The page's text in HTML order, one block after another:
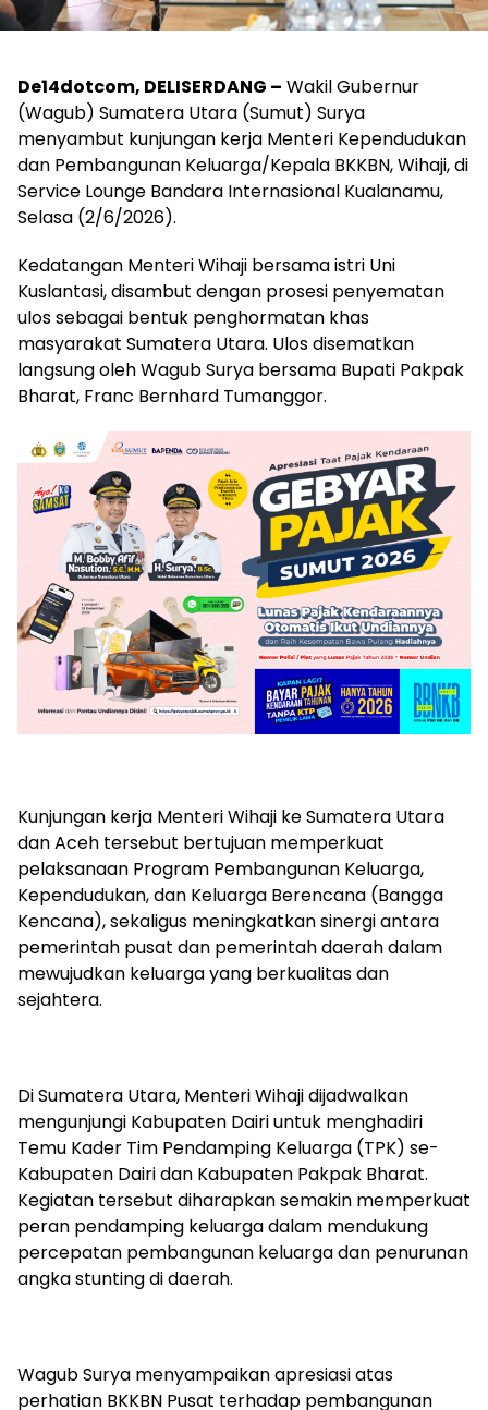
De14dotcom, DELISERDANG – Wakil Gubernur
(Wagub) Sumatera Utara (Sumut) Surya
menyambut kunjungan kerja Menteri Kependudukan
dan Pembangunan Keluarga/Kepala BKKBN, Wihaji, di
Service Lounge Bandara Internasional Kualanamu,
Selasa (2/6/2026).
Kedatangan Menteri Wihaji bersama istri Uni
Kuslantasi, disambut dengan prosesi penyematan
ulos sebagai bentuk penghormatan khas
masyarakat Sumatera Utara. Ulos disematkan
langsung oleh Wagub Surya bersama Bupati Pakpak
Bharat, Franc Bernhard Tumanggor.
Kunjungan kerja Menteri Wihaji ke Sumatera Utara
dan Aceh tersebut bertujuan memperkuat
pelaksanaan Program Pembangunan Keluarga,
Kependudukan, dan Keluarga Berencana (Bangga
Kencana), sekaligus meningkatkan sinergi antara
pemerintah pusat dan pemerintah daerah dalam
mewujudkan keluarga yang berkualitas dan
sejahtera.
Di Sumatera Utara, Menteri Wihaji dijadwalkan
mengunjungi Kabupaten Dairi untuk menghadiri
Temu Kader Tim Pendamping Keluarga (TPK) se-
Kabupaten Dairi dan Kabupaten Pakpak Bharat.
Kegiatan tersebut diharapkan semakin memperkuat
peran pendamping keluarga dalam mendukung
percepatan pembangunan keluarga dan penurunan
angka stunting di daerah.
Wagub Surya menyampaikan apresiasi atas
perhatian BKKBN Pusat terhadap pembangunan